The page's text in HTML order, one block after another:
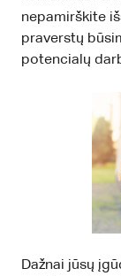
nepamirškite
praverstų
potencialų
Dažnai jūsų